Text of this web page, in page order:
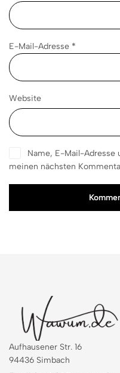
E-Mail-Adresse *
Website
Name, E-Mail-Adresse
meinen nächsten
Aufhausener Str. 16
94436 Simbach